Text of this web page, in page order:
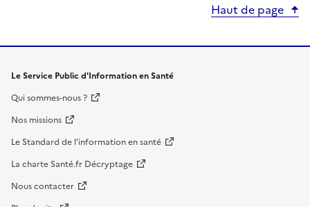
Haut de page
Le Service Public d'Information en Santé
Qui sommes-nous ?
Nos missions
Le Standard de l’information en santé
La charte Santé.fr Décryptage
Nous contacter